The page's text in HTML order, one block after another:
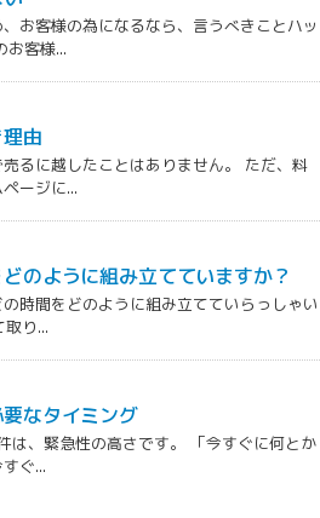
お客様の為になるなら、言うべきことハッ
お客様...
由
るに越したことはありません。 ただ、料
ージに...
のように組み立てていますか？
時間をどのように組み立てていらっしゃい
り...
なタイミング
は、緊急性の高さです。 「今すぐに何とか
ぐ...